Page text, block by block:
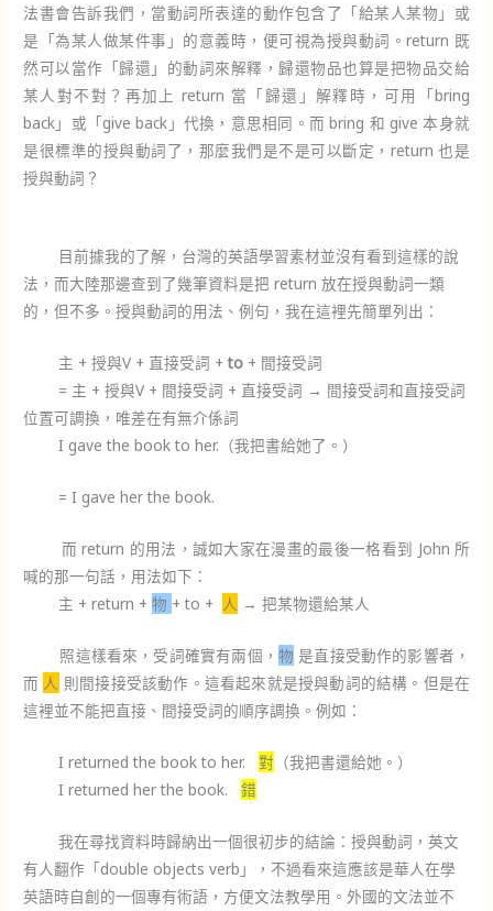
法書會告訴我們，當動詞所表達的動作包含了「給某人某物」或
是「為某人做某件事」的意義時，便可視為授與動詞。return 既
然可以當作「歸還」的動詞來解釋，歸還物品也算是把物品交給
某人對不對？再加上 return 當「歸還」解釋時，可用「bring
back」或「give back」代換，意思相同。而 bring 和 give 本身就
是很標準的授與動詞了，那麼我們是不是可以斷定，return 也是
授與動詞？
目前據我的了解，台灣的英語學習素材並沒有看到這樣的說
法，而大陸那邊查到了幾筆資料是把 return 放在授與動詞一類
的，但不多。授與動詞的用法、例句，我在這裡先簡單列出：
主 + 授與V + 直接受詞 + to + 間接受詞
= 主 + 授與V + 間接受詞 + 直接受詞 → 間接受詞和直接受詞
位置可調換，唯差在有無介係詞
I gave the book to her.（我把書給她了。）
= I gave her the book.
而 return 的用法，誠如大家在漫畫的最後一格看到 John 所
喊的那一句話，用法如下：
主 + return +物 + to + 人 → 把某物還給某人
照這樣看來，受詞確實有兩個， 物 是直接受動作的影響者，
而 人 則間接接受該動作。這看起來就是授與動詞的結構。但是在
這裡並不能把直接、間接受詞的順序調換。例如：
I returned the book to her.對 （我把書還給她。）
I returned her the book.錯
我在尋找資料時歸納出一個很初步的結論：授與動詞，英文
有人翻作「double objects verb」，不過看來這應該是華人在學
英語時自創的一個專有術語，方便文法教學用。外國的文法並不